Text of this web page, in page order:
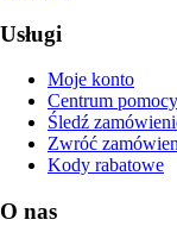
Usługi
Moje konto
Centrum pomocy
Śledź
Zwróć
Kody rabatowe
O nas